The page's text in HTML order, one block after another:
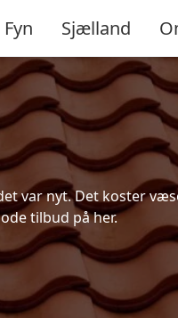
Fyn Sjælland
var nyt. Det koster
tilbud på her.